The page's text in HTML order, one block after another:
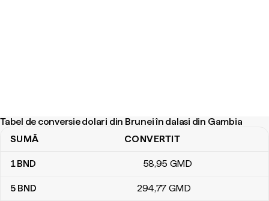
Tabel de conversie dolari din Brunei în dalasi din Gambia
Tabel de conversie dolari din Brunei în dalasi din Gambia
SUMĂ CONVERTIT
1BND 58,95 GMD
5 BND 294,77 GMD